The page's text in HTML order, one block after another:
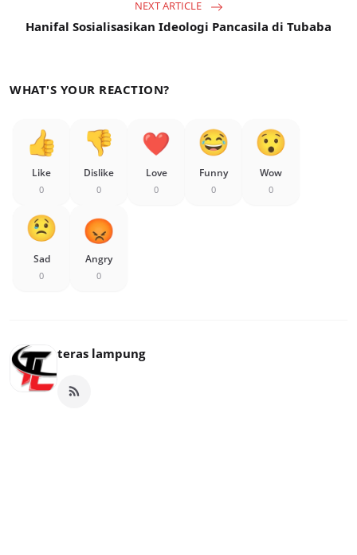
NEXT ARTICLE
Hanifal Sosialisasikan Ideologi Pancasila di Tubaba
WHAT'S YOUR REACTION?
Like
0
Dislike
0
Love
0
Funny
0
Wow
0
Sad
0
Angry
0
teras lampung